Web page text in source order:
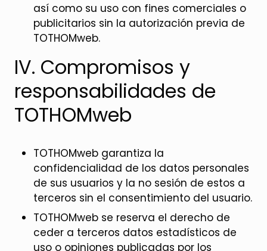
así como su uso con fines comerciales o
publicitarios sin la autorización previa de
TOTHOMweb.
IV. Compromisos y
responsabilidades de
TOTHOMweb
TOTHOMweb garantiza la
confidencialidad de los datos personales
de sus usuarios y la no sesión de estos a
terceros sin el consentimiento del usuario.
TOTHOMweb se reserva el derecho de
ceder a terceros datos estadísticos de
uso o opiniones publicadas por los